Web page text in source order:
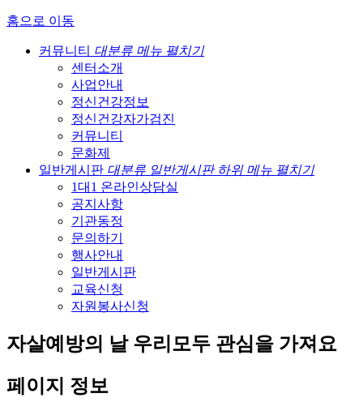
홈으로 이동
커뮤니티 대분류 메뉴 펼치기
센터소개
사업안내
정신건강정보
정신건강자가검진
커뮤니티
문화제
일반게시판 대분류 일반게시판 하위 메뉴 펼치기
1대1 온라인상담실
공지사항
기관동정
문의하기
행사안내
일반게시판
교육신청
자원봉사신청
자살예방의 날 우리모두 관심을 가져요
페이지 정보